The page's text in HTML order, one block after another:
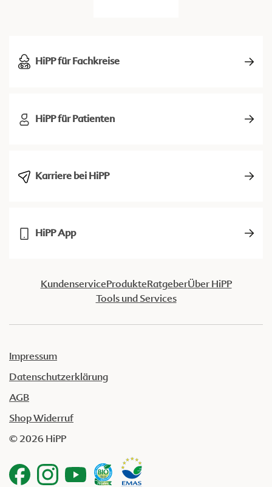
HiPP für Fachkreise
HiPP für Patienten
Karriere bei HiPP
HiPP App
KundenserviceProdukteRatgeberÜber HiPP
Tools und Services
Impressum
Datenschutzerklärung
AGB
Shop Widerruf
© 2026 HiPP